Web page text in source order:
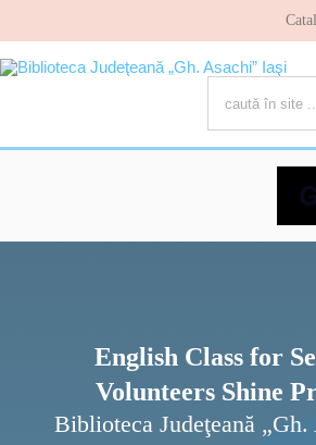
Ştiri şi evenimente
English Class for
Volunteers Shine
Biblioteca Judeţeană